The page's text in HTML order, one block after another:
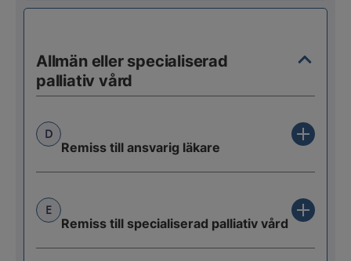
Allmän eller specialiserad
palliativ vård
D
Remiss till ansvarig läkare
E
Remiss till specialiserad palliativ vård